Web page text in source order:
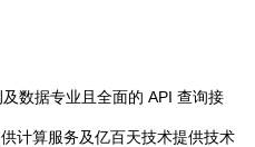
数据专业且全面的 API 查询接
计算服务及亿百天技术提供技术